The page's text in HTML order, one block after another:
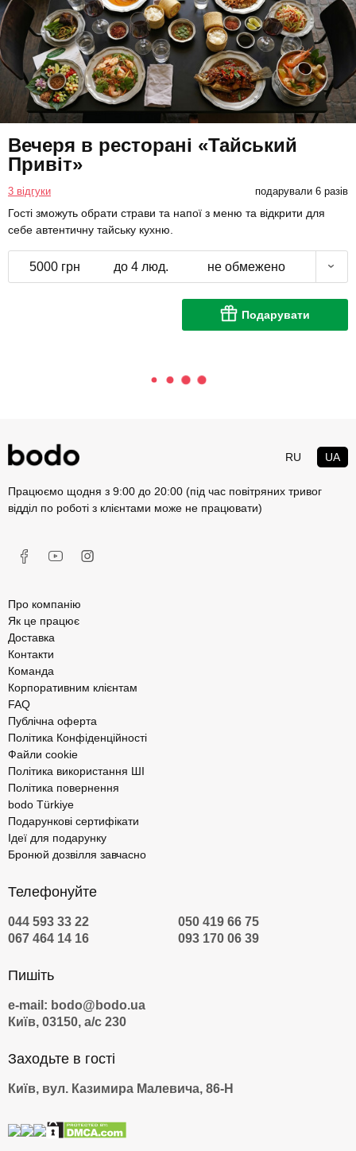
Вечеря в ресторані «Тайський
Привіт»
3 відгуки подарували 6 разів
Гості зможуть обрати страви та напої з меню та відкрити для
себе автентичну тайську кухню.
5000 грн до 4 люд. не обмежено
Подарувати
RU UA
Працюємо щодня з 9:00 до 20:00 (під час повітряних тривог
відділ по роботі з клієнтами може не працювати)
Про компанію
Як це працює
Доставка
Контакти
Команда
Корпоративним клієнтам
FAQ
Публічна оферта
Політика Конфіденційності
Файли cookie
Політика використання ШІ
Політика повернення
bodo Türkiye
Подарункові сертифікати
Ідеї для подарунку
Бронюй дозвілля завчасно
Телефонуйте
044 593 33 22
050 419 66 75
067 464 14 16
093 170 06 39
Пишіть
e-mail: bodo@bodo.ua
Київ, 03150, а/с 230
Заходьте в гості
Київ, вул. Казимира Малевича, 86-Н